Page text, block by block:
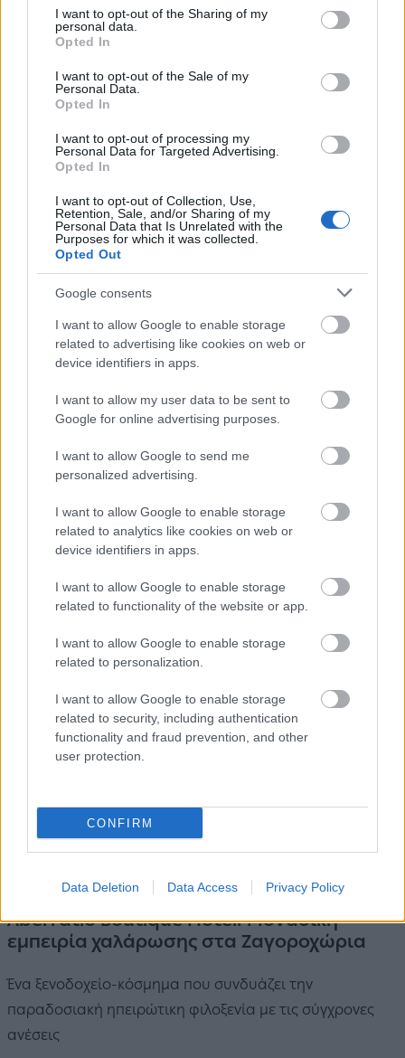
not limited to your visit or usage behaviour. You may click to
grant or deny consent to Google and its third-party tags to
use your data for below specified purposes in below Google
consent section.
I want to opt-out of the Sharing of my
personal data.
Opted In
I want to opt-out of the Sale of my
Personal Data.
Opted In
I want to opt-out of processing my
Personal Data for Targeted Advertising.
Opted In
I want to opt-out of Collection, Use,
Retention, Sale, and/or Sharing of my
Personal Data that Is Unrelated with the
Purposes for which it was collected.
Opted Out
Google consents
I want to allow Google to enable storage
related to advertising like cookies on web or
device identifiers in apps.
I want to allow my user data to be sent to
Google for online advertising purposes.
I want to allow Google to send me
personalized advertising.
I want to allow Google to enable storage
related to analytics like cookies on web or
device identifiers in apps.
I want to allow Google to enable storage
related to functionality of the website or app.
I want to allow Google to enable storage
related to personalization.
I want to allow Google to enable storage
related to security, including authentication
functionality and fraud prevention, and other
user protection.
CONFIRM
Data Deletion Data Access Privacy Policy
Το Mikro Papigo 1700 Hotel & Spa, τιμημένο από το
Ελληνικό Υπουργείο Τουρισμού, αποτελεί σταθερά τον
πολυβραβευμένο ξενοδοχείο που βρίσκεται μέσα στον
πυρήνα του Γεωπάρκου Βίκου-Αώου και μνημείο
πολιτιστικής κληρονομιάς της Unesco, στο Πάπιγκο
Ζαγορίου.
Kores Boutique Hotel & Spa: Ένα
ξεχωριστό ξενοδοχείο στα Ζαγοροχώρια
Συνδυάζει αρμονικά την παράδοση με την πολυτέλεια
Aberratio Boutique Hotel: Μοναδική
εμπειρία χαλάρωσης στα Ζαγοροχώρια
Ένα ξενοδοχείο-κόσμημα που συνδυάζει την
παραδοσιακή ηπειρώτικη φιλοξενία με τις σύγχρονες
ανέσεις